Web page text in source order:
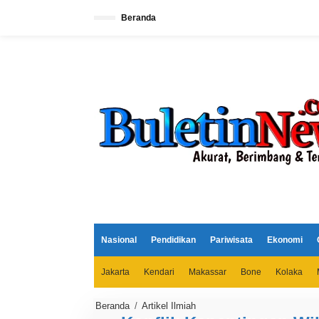
Beranda
Nasional Pendidikan Pariwisata Ekonomi
Jakarta Kendari Makassar Bone Kolaka
Beranda / Artikel Ilmiah
o